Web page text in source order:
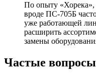
По опыту «Хорека»,
вроде ПС-705Б
уже работающей
расширить
замены
Частые вопросы